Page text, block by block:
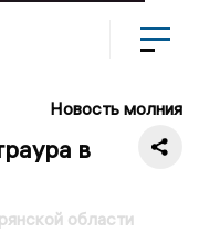
Новость молния
в
области